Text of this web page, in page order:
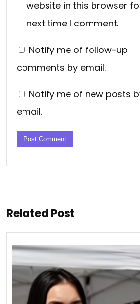
website in this browser
next time I comment.
Notify me of follow-up
comments by email.
Notify me of new posts
email.
Related Post